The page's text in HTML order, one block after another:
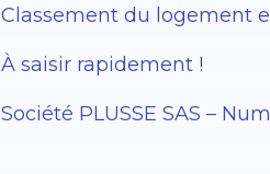
Classement du logement
À saisir rapidement !
Société PLUSSE SAS –